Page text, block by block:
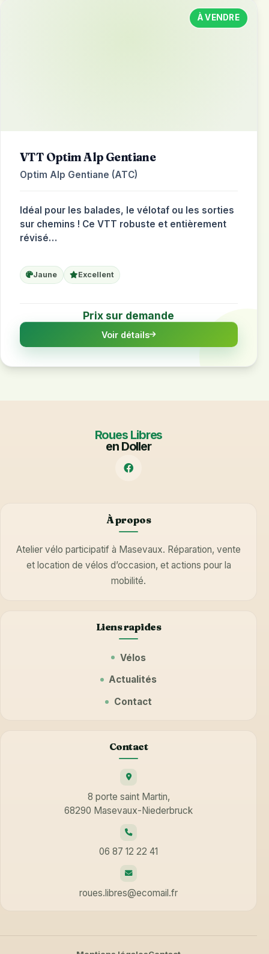
À VENDRE
VTT Optim Alp Gentiane
Optim Alp Gentiane (ATC)
Idéal pour les balades, le vélotaf ou les sorties
sur chemins ! Ce VTT robuste et entièrement
révisé…
Jaune Excellent
Prix sur demande
Voir détails
Roues Libres
en Doller
À propos
Atelier vélo participatif à Masevaux. Réparation, vente
et location de vélos d’occasion, et actions pour la
mobilité.
Liens rapides
Vélos
Actualités
Contact
Contact
8 porte saint Martin,
68290 Masevaux-Niederbruck
06 87 12 22 41
roues.libres@ecomail.fr